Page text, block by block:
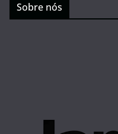
Sobre nós